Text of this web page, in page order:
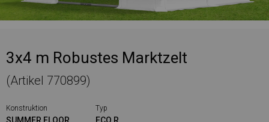
3x4 m Robustes Marktzelt
(Artikel 770899)
Konstruktion Typ